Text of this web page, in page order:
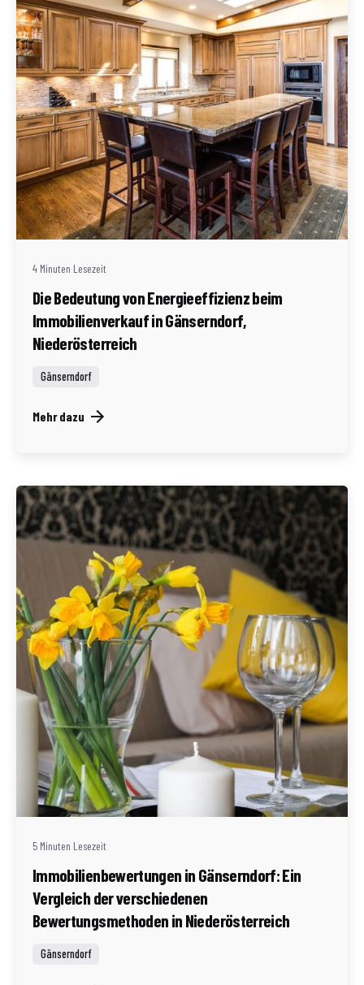
Geschrieben von
Redaktion Immofragen AT
4 Minuten Lesezeit
Die Bedeutung von Energieeffizienz beim
Immobilienverkauf in Gänserndorf,
Niederösterreich
Gänserndorf
Mehr dazu
Geschrieben von
Redaktion Immofragen AT
5 Minuten Lesezeit
Immobilienbewertungen in Gänserndorf: Ein
Vergleich der verschiedenen
Bewertungsmethoden in Niederösterreich
Gänserndorf